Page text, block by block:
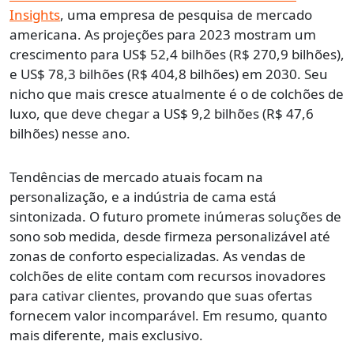
Insights, uma empresa de pesquisa de mercado
americana. As projeções para 2023 mostram um
crescimento para US$ 52,4 bilhões (R$ 270,9 bilhões),
e US$ 78,3 bilhões (R$ 404,8 bilhões) em 2030. Seu
nicho que mais cresce atualmente é o de colchões de
luxo, que deve chegar a US$ 9,2 bilhões (R$ 47,6
bilhões) nesse ano.
Tendências de mercado atuais focam na
personalização, e a indústria de cama está
sintonizada. O futuro promete inúmeras soluções de
sono sob medida, desde firmeza personalizável até
zonas de conforto especializadas. As vendas de
colchões de elite contam com recursos inovadores
para cativar clientes, provando que suas ofertas
fornecem valor incomparável. Em resumo, quanto
mais diferente, mais exclusivo.